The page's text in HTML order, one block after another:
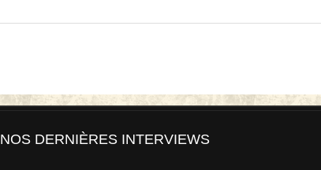
NOS DERNIÈRES INTERVIEWS